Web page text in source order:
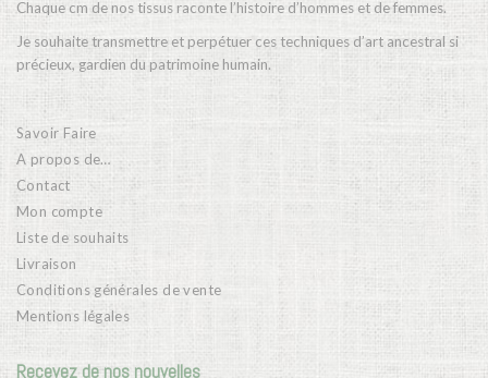
Chaque cm de nos tissus raconte l’histoire d’hommes et de femmes.
Je souhaite transmettre et perpétuer ces techniques d’art ancestral si
précieux, gardien du patrimoine humain.
Savoir Faire
A propos de…
Contact
Mon compte
Liste de souhaits
Livraison
Conditions générales de vente
Mentions légales
Recevez de nos nouvelles